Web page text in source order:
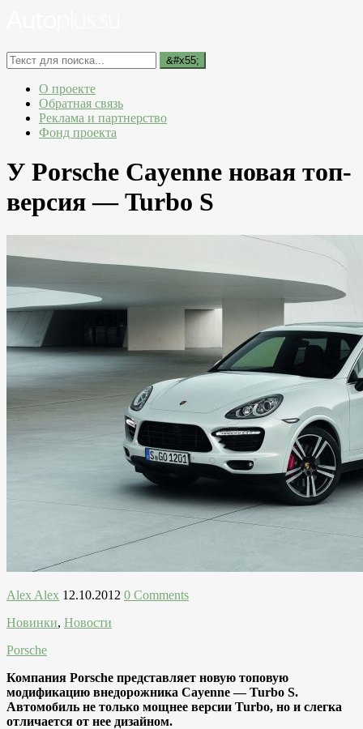
О проекте
Обратная связь
Реклама и партнерство
Фонд проекта
У Porsche Cayenne новая топ-
версия — Turbo S
Alex Alex 12.10.2012 0 Comments
Новинки, Новости
Porsche
Компания Porsche представляет новую топовую
модификацию внедорожника Cayenne — Turbo S.
Автомобиль не только мощнее версии Turbo, но и слегка
отличается от нее дизайном.